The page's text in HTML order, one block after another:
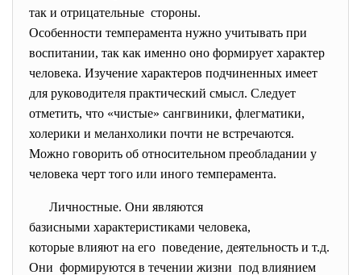
так и отрицательные стороны.
Особенности темперамента нужно учитывать при
воспитании, так как именно оно формирует характер
человека. Изучение характеров подчиненных имеет
для руководителя практический смысл. Следует
отметить, что «чистые» сангвиники, флегматики,
холерики и меланхолики почти не встречаются.
Можно говорить об относительном преобладании у
человека черт того или иного темперамента.
Личностные. Они являются
базисными характеристиками человека,
которые влияют на его поведение, деятельность и т.д.
Они формируются в течении жизни под влиянием